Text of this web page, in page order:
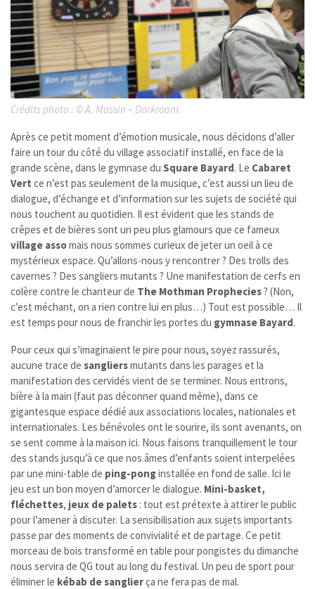
Crédits photo : ©A. Massin – Darkroom.
Après ce petit moment d’émotion musicale, nous décidons d’aller
faire un tour du côté du village associatif installé, en face de la
grande scène, dans le gymnase du Square Bayard. Le Cabaret
Vert ce n’est pas seulement de la musique, c’est aussi un lieu de
dialogue, d’échange et d’information sur les sujets de société qui
nous touchent au quotidien. Il est évident que les stands de
crêpes et de bières sont un peu plus glamours que ce fameux
village assomais nous sommes curieux de jeter un oeil à ce
mystérieux espace. Qu’allons-nous y rencontrer ? Des trolls des
cavernes ? Des sangliers mutants ? Une manifestation de cerfs en
colère contre le chanteur de The Mothman Prophecies? (Non,
c’est méchant, on a rien contre lui en plus…) Tout est possible… Il
est temps pour nous de franchir les portes du gymnase Bayard.
Pour ceux qui s’imaginaient le pire pour nous, soyez rassurés,
aucune trace de sangliersmutants dans les parages et la
manifestation des cervidés vient de se terminer. Nous entrons,
bière à la main (faut pas déconner quand même), dans ce
gigantesque espace dédié aux associations locales, nationales et
internationales. Les bénévoles ont le sourire, ils sont avenants, on
se sent comme à la maison ici. Nous faisons tranquillement le tour
des stands jusqu’à ce que nos âmes d’enfants soient interpelées
par une mini-table de ping-ponginstallée en fond de salle. Ici le
jeu est un bon moyen d’amorcer le dialogue. Mini-basket,
fléchettes, jeux de palets : tout est prétexte à attirer le public
pour l’amener à discuter. La sensibilisation aux sujets importants
passe par des moments de convivialité et de partage. Ce petit
morceau de bois transformé en table pour pongistes du dimanche
nous servira de QG tout au long du festival. Un peu de sport pour
éliminer le kébab de sanglierça ne fera pas de mal.